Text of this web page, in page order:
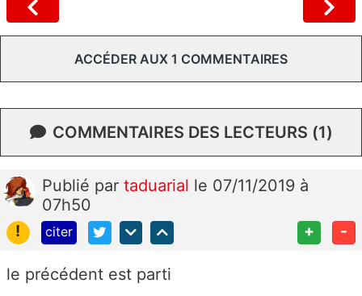
ACCÉDER AUX 1 COMMENTAIRES
COMMENTAIRES DES LECTEURS (1)
Publié par taduarial le 07/11/2019 à
07h50
!
citer + -
le précédent est parti